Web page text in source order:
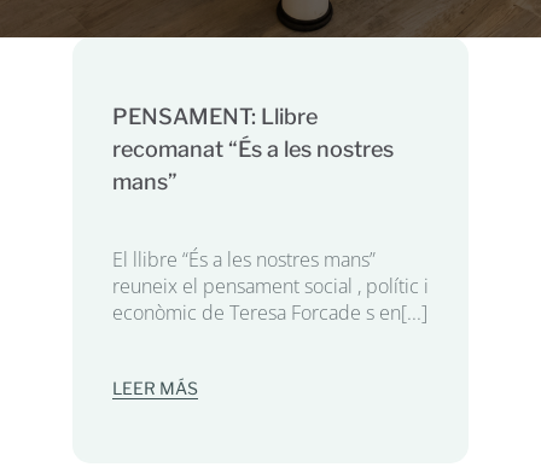
PENSAMENT: Llibre
recomanat “És a les nostres
mans”
El llibre “És a les nostres mans”
reuneix el pensament social , polític i
econòmic de Teresa Forcade s en[...]
LEER MÁS